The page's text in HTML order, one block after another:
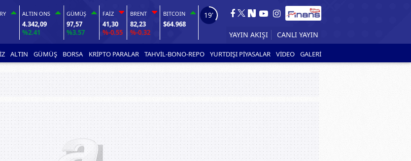
ALTIN ONS
4.342,09
%2.41
GÜMÜŞ
97,57
%3.57
FAİZ
41,30
%-0.55
BRENT
82,23
%-0.32
BITCOIN
$64.968
17'
YAYIN AKIŞI
ALTIN GÜMÜŞ BORSA KRİPTO PARALAR TAHVİL-BONO-REPO YURTDIŞI PİYASALAR VİDEO GALERİ